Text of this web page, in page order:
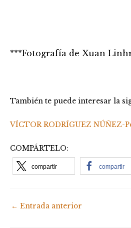
***Fotografía de Xuan
También te puede interesar la
VÍCTOR RODRÍGUEZ NÚÑEZ-
COMPÁRTELO:
compartir compartir
← Entrada anterior